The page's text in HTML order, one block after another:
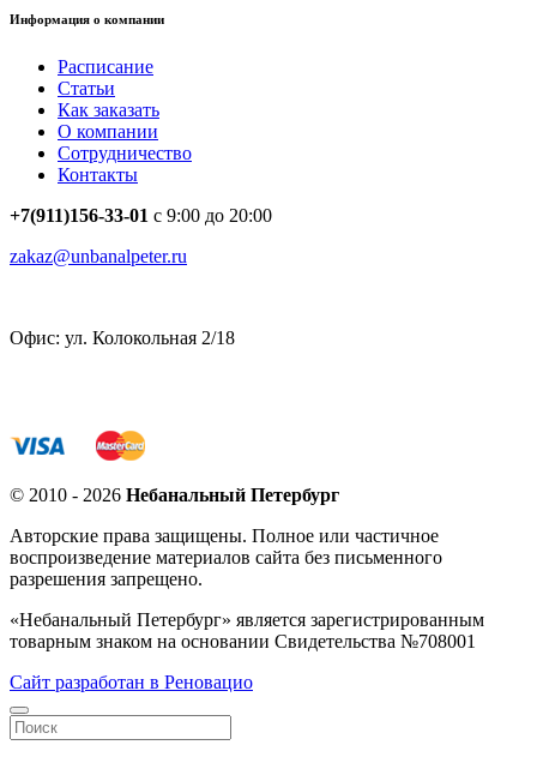
Информация о компании
Расписание
Статьи
Как заказать
О компании
Сотрудничество
Контакты
+7(911)156-33-01 с 9:00 до 20:00
zakaz@unbanalpeter.ru
Офис: ул. Колокольная 2/18
© 2010 - 2026 Небанальный Петербург
Авторские права защищены. Полное или частичное
воспроизведение материалов сайта без письменного
разрешения запрещено.
«Небанальный Петербург» является зарегистрированным
товарным знаком на основании Свидетельства №708001
Сайт разработан в Реновацио